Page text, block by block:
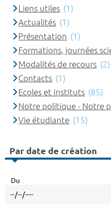
Liens utiles (1)
Actualités (1)
Présentation (1)
Formations, journées
Modalités de recours (2)
Contacts (1)
Ecoles et instituts (85)
Notre politique - Notre
Vie étudiante (15)
Par date de création
Du